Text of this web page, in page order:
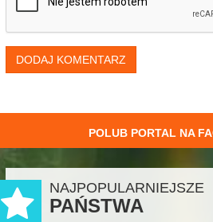
DODAJ KOMENTARZ
POLUB PORTAL NA
NAJPOPULARNIEJSZE
PAŃSTWA